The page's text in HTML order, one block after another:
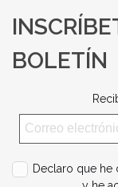
BOLETÍN
Declaro que he